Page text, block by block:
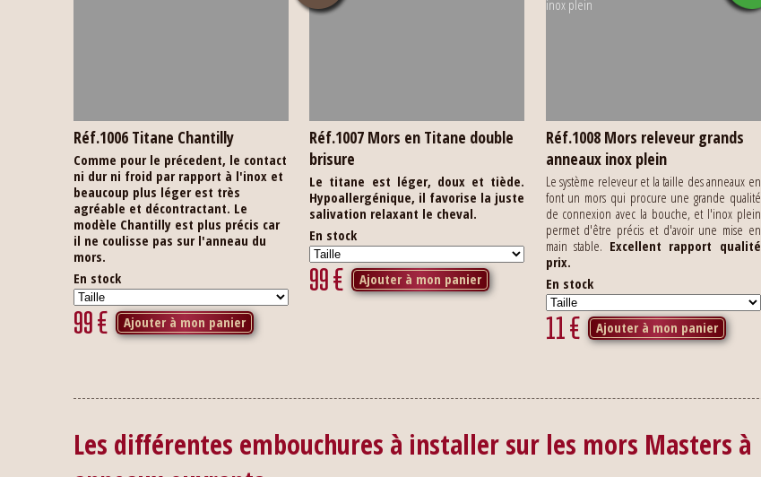
Réf.1006 Titane Chantilly
Comme pour le précedent, le contact
ni dur ni froid par rapport à l'inox et
beaucoup plus léger est très
agréable et décontractant. Le
modèle Chantilly est plus précis car
il ne coulisse pas sur l'anneau du
mors.
En stock
99€ Ajouter à mon panier
Réf.1007 Mors en Titane double
brisure
Le titane est léger, doux et tiède.
Hypoallergénique, il favorise la juste
salivation relaxant le cheval.
En stock
99€ Ajouter à mon panier
Réf.1008 Mors releveur grands
anneaux inox plein
Le système releveur et la taille des anneaux en
font un mors qui procure une grande qualité
de connexion avec la bouche, et l'inox plein
permet d'être précis et d'avoir une mise en
main stable. Excellent rapport qualité
prix.
En stock
11€ Ajouter à mon panier
Les différentes embouchures à installer sur les mors Masters à